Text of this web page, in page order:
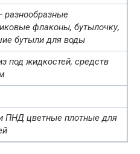
флаконы, бутылочку,
бутыли для воды
под жидкостей, средств
ПНД цветные плотные для